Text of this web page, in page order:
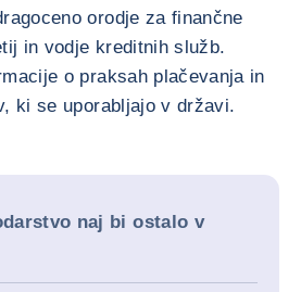
orodje za finančne
in vodje kreditnih služb.
o praksah plačevanja in
ki se uporabljajo v državi.
naj bi ostalo v